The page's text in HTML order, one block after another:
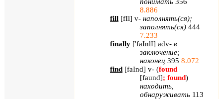
8.886
fill [fIl] v- наполнять(ся);
заполнять(ся) 444
7.233
finally ['faInlI] adv- в
заключение;
наконец 395 8.072
find [faInd] v- (found
[faund]; found)
находить,
обнаруживать 113